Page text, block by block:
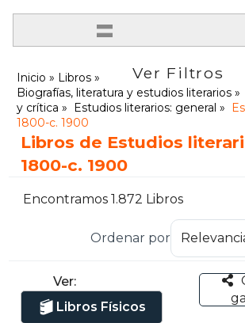
=
Ver Filtros
Inicio
Libros
Biografías, literatura y estudios literarios
y crítica
Estudios literarios: general
1800-c. 1900
Libros de Estudios
1800-c. 1900
Encontramos 1.872 Libros
Ordenar por
Ver:
Libros Físicos